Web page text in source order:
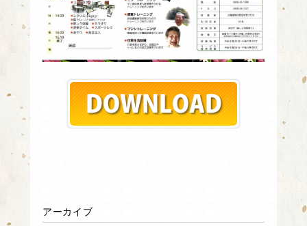
アーカイブ